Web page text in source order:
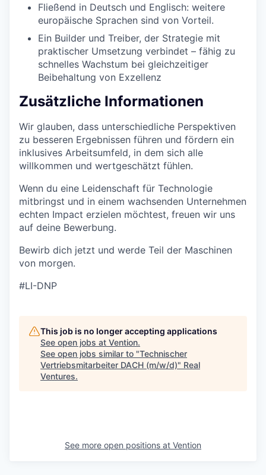
Fließend in Deutsch und Englisch: weitere
europäische Sprachen sind von Vorteil.
Ein Builder und Treiber, der Strategie mit
praktischer Umsetzung verbindet – fähig zu
schnelles Wachstum bei gleichzeitiger
Beibehaltung von Exzellenz
Zusätzliche Informationen
Wir glauben, dass unterschiedliche Perspektiven
zu besseren Ergebnissen führen und fördern ein
inklusives Arbeitsumfeld, in dem sich alle
willkommen und wertgeschätzt fühlen.
Wenn du eine Leidenschaft für Technologie
mitbringst und in einem wachsenden Unternehmen
echten Impact erzielen möchtest, freuen wir uns
auf deine Bewerbung.
Bewirb dich jetzt und werde Teil der Maschinen
von morgen.
#LI-DNP
This job is no longer accepting applications
See open jobs at Vention.
See open jobs similar to "Technischer
Vertriebsmitarbeiter DACH (m/w/d)" Real
Ventures.
See more open positions at Vention